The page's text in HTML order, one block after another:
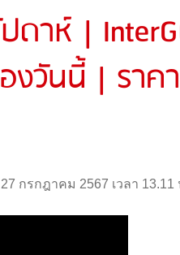
าห์ |
องวันนี้ | รา
กรกฎาคม 2567 เวลา 13.11